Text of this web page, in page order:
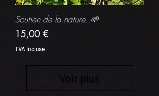
Soutien de la nature..🌱
Prix
15,00 €
TVA Incluse
Voir plus